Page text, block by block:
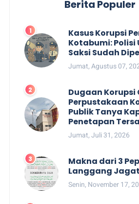
Berita Populer
Kasus Korupsi
Kotabumi: Polisi
Saksi Sudah
Jumat, Agustus 07,
Dugaan Korupsi
Perpustakaan
Publik Tanya
Penetapan
Jumat, Juli 31, 2026
Makna dari 3
Langgang Jagat
Senin, November 17,